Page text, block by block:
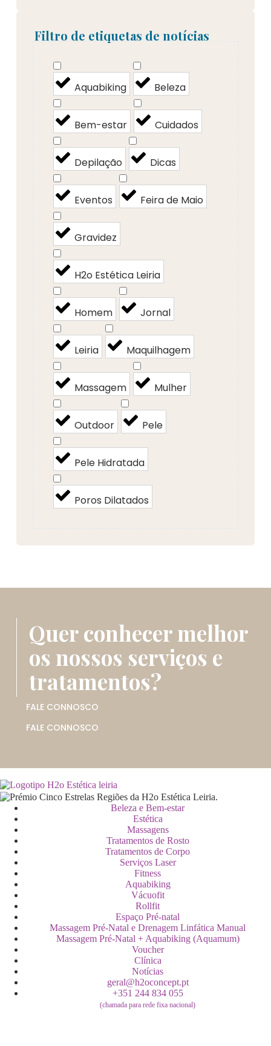
Filtro de etiquetas de notícias
Aquabiking Beleza
Bem-estar Cuidados
Depilação Dicas
Eventos Feira de Maio
Gravidez
H2o Estética Leiria
Homem Jornal
Leiria Maquilhagem
Massagem Mulher
Outdoor Pele
Pele Hidratada
Poros Dilatados
Quer conhecer melhor
os nossos serviços e
tratamentos?
FALE CONNOSCO
FALE CONNOSCO
Beleza e Bem-estar
Estética
Massagens
Tratamentos de Rosto
Tratamentos de Corpo
Serviços Laser
Fitness
Aquabiking
Vácuofit
Rollfit
Espaço Pré-natal
Massagem Pré-Natal e Drenagem Linfática Manual
Massagem Pré-Natal + Aquabiking (Aquamum)
Voucher
Clínica
Notícias
geral@h2oconcept.pt
+351 244 834 055
(chamada para rede fixa nacional)